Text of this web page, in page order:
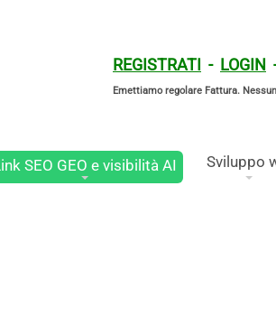
REGISTRATI - LOGIN
Emettiamo regolare Fattura.
SEO GEO e visibilità AI Sviluppo